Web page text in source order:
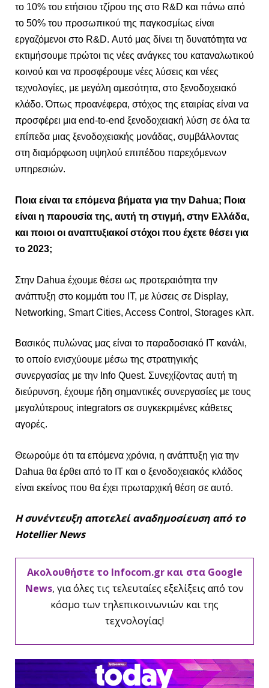
το 10% του ετήσιου τζίρου της στο R&D και πάνω από
το 50% του προσωπικού της παγκοσμίως είναι
εργαζόμενοι στο R&D. Αυτό μας δίνει τη δυνατότητα να
εκτιμήσουμε πρώτοι τις νέες ανάγκες του καταναλωτικού
κοινού και να προσφέρουμε νέες λύσεις και νέες
τεχνολογίες, με μεγάλη αμεσότητα, στο ξενοδοχειακό
κλάδο. Όπως προανέφερα, στόχος της εταιρίας είναι να
προσφέρει μια end-to-end ξενοδοχειακή λύση σε όλα τα
επίπεδα μιας ξενοδοχειακής μονάδας, συμβάλλοντας
στη διαμόρφωση υψηλού επιπέδου παρεχόμενων
υπηρεσιών.
Ποια είναι τα επόμενα βήματα για την Dahua; Ποια
είναι η παρουσία της, αυτή τη στιγμή, στην Ελλάδα,
και ποιοι οι αναπτυξιακοί στόχοι που έχετε θέσει για
το 2023;
Στην Dahua έχουμε θέσει ως προτεραιότητα την
ανάπτυξη στο κομμάτι του IT, με λύσεις σε Display,
Networking, Smart Cities, Access Control, Storages κλπ.
Βασικός πυλώνας μας είναι το παραδοσιακό ΙΤ κανάλι,
το οποίο ενισχύουμε μέσω της στρατηγικής
συνεργασίας με την Info Quest. Συνεχίζοντας αυτή τη
διεύρυνση, έχουμε ήδη σημαντικές συνεργασίες με τους
μεγαλύτερους integrators σε συγκεκριμένες κάθετες
αγορές.
Θεωρούμε ότι τα επόμενα χρόνια, η ανάπτυξη για την
Dahua θα έρθει από το IT και ο ξενοδοχειακός κλάδος
είναι εκείνος που θα έχει πρωταρχική θέση σε αυτό.
Η συνέντευξη αποτελεί αναδημοσίευση από το
Hotellier News
Ακολουθήστε το Infocom.gr και στα Google
News, για όλες τις τελευταίες εξελίξεις από τον
κόσμο των τηλεπικοινωνιών και της
τεχνολογίας!